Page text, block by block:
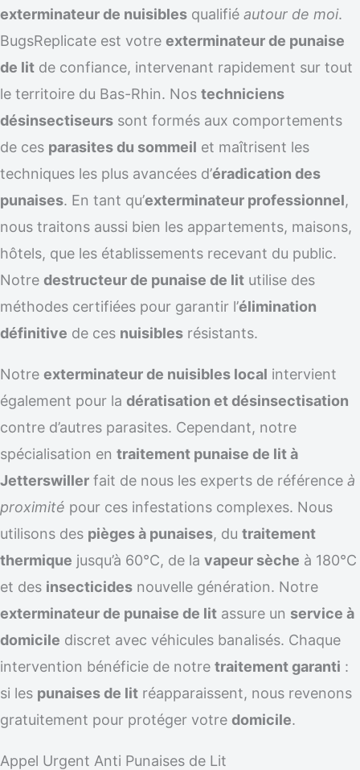
exterminateur de nuisibles qualifié autour de moi.
BugsReplicate est votre exterminateur de punaise
de lit de confiance, intervenant rapidement sur tout
le territoire du Bas-Rhin. Nos techniciens
désinsectiseurs sont formés aux comportements
de ces parasites du sommeil et maîtrisent les
techniques les plus avancées d’éradication des
punaises. En tant qu’exterminateur professionnel,
nous traitons aussi bien les appartements, maisons,
hôtels, que les établissements recevant du public.
Notre destructeur de punaise de lit utilise des
méthodes certifiées pour garantir l’élimination
définitive de ces nuisibles résistants.
Notre exterminateur de nuisibles local intervient
également pour la dératisation et désinsectisation
contre d’autres parasites. Cependant, notre
spécialisation en traitement punaise de lit à
Jetterswiller fait de nous les experts de référence à
proximité pour ces infestations complexes. Nous
utilisons des pièges à punaises, du traitement
thermique jusqu’à 60°C, de la vapeur sèche à 180°C
et des insecticides nouvelle génération. Notre
exterminateur de punaise de lit assure un service à
domicile discret avec véhicules banalisés. Chaque
intervention bénéficie de notre traitement garanti :
si les punaises de lit réapparaissent, nous revenons
gratuitement pour protéger votre domicile.
Appel Urgent Anti Punaises de Lit